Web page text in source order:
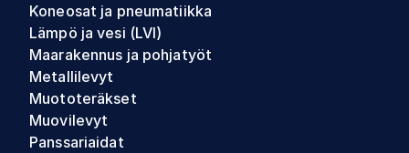
Koneosat ja pneumatiikka
Lämpö ja vesi (LVI)
Maarakennus ja pohjatyöt
Metallilevyt
Muototeräkset
Muovilevyt
Panssariaidat